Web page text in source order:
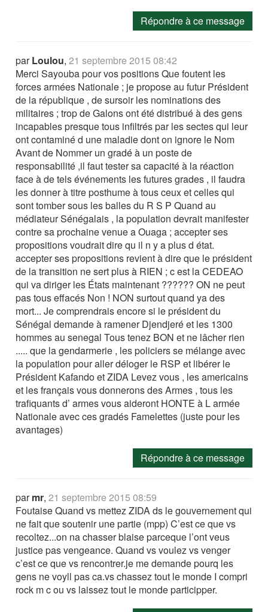
Répondre à ce message
parLoulou,21 septembre 2015 08:42
Merci Sayouba pour vos positions Que foutent les
forces armées Nationale ; je propose au futur Président
de la république , de sursoir les nominations des
militaires ; trop de Galons ont été distribué à des gens
incapables presque tous infiltrés par les sectes qui leur
ont contaminé d une maladie dont on ignore le Nom
Avant de Nommer un gradé à un poste de
responsabilité ,il faut tester sa capacité à la réaction
face à de tels événements les futures grades , il faudra
les donner à titre posthume à tous ceux et celles qui
sont tomber sous les balles du R S P Quand au
médiateur Sénégalais , la population devrait manifester
contre sa prochaine venue a Ouaga ; accepter ses
propositions voudrait dire qu il n y a plus d état.
accepter ses propositions revient à dire que le président
de la transition ne sert plus à RIEN ; c est la CEDEAO
qui va diriger les États maintenant ?????? ON ne peut
pas tous effacés Non ! NON surtout quand ya des
mort... Je comprendrais encore si le président du
Sénégal demande à ramener Djendjeré et les 1300
hommes au senegal Tous tenez BON et ne lâcher rien
..... que la gendarmerie , les policiers se mélange avec
la population pour aller déloger le RSP et libérer le
Président Kafando et ZIDA Levez vous , les americains
et les français vous donnerons des Armes , tous les
trafiquants d’ armes vous aideront HONTE à L armée
Nationale avec ces gradés Famelettes (juste pour les
avantages)
Répondre à ce message
parmr,21 septembre 2015 08:59
Foutaise Quand vs mettez ZIDA ds le gouvernement qui
ne fait que soutenir une partie (mpp) C’est ce que vs
recoltez...on na chasser blaise parceque l’ont veus
justice pas vengeance. Quand vs voulez vs venger
c’est ce que vs rencontrer.je me demande pourq les
gens ne voyll pas ca.vs chassez tout le monde I compri
rock m c ou vs laissez tout le monde participper.